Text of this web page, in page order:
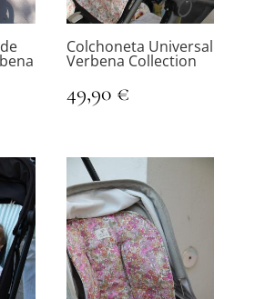
Colchoneta Universal
Verbena Collection
49,90 €